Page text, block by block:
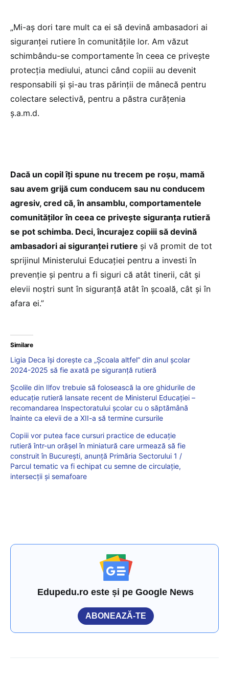
„Mi-aș dori tare mult ca ei să devină ambasadori ai
siguranței rutiere în comunitățile lor. Am văzut
schimbându-se comportamente în ceea ce privește
protecția mediului, atunci când copiii au devenit
responsabili și și-au tras părinții de mânecă pentru
colectare selectivă, pentru a păstra curățenia
ș.a.m.d.
Dacă un copil îți spune nu trecem pe roșu, mamă
sau avem grijă cum conducem sau nu conducem
agresiv, cred că, în ansamblu, comportamentele
comunităților în ceea ce privește siguranța rutieră
se pot schimba. Deci, încurajez copiii să devină
ambasadori ai siguranței rutiere și vă promit de tot
sprijinul Ministerului Educației pentru a investi în
prevenție și pentru a fi siguri că atât tinerii, cât și
elevii noștri sunt în siguranță atât în școală, cât și în
afara ei.”
Similare
Ligia Deca își dorește ca „Școala altfel” din anul școlar
2024-2025 să fie axată pe siguranță rutieră
Școlile din Ilfov trebuie să folosească la ore ghidurile de
educație rutieră lansate recent de Ministerul Educației –
recomandarea Inspectoratului școlar cu o săptămână
înainte ca elevii de a XII-a să termine cursurile
Copiii vor putea face cursuri practice de educație
rutieră într-un orășel în miniatură care urmează să fie
construit în București, anunță Primăria Sectorului 1 /
Parcul tematic va fi echipat cu semne de circulație,
intersecții și semafoare
Edupedu.ro este și pe Google News
ABONEAZĂ-TE